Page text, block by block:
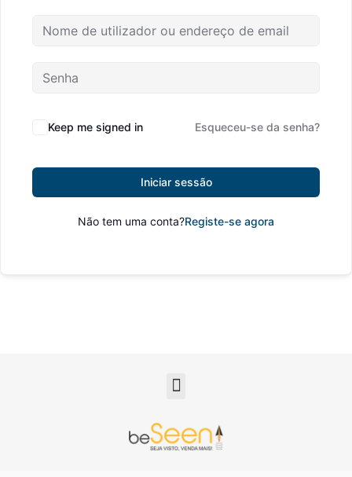
Keep me signed in Esqueceu-se da senha?
Iniciar sessão
Não tem uma conta?Registe-se agora